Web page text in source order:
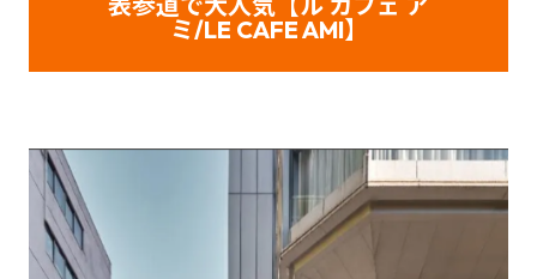
ミ/LE CAFE AMI】